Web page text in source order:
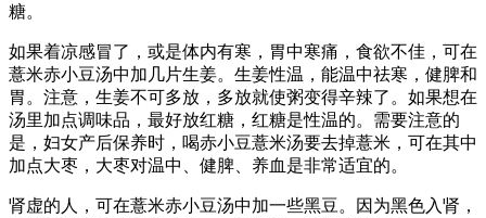
糖。
如果着凉感冒了，或是体内有寒，胃中寒痛，食欲不佳，可在
薏米赤小豆汤中加几片生姜。生姜性温，能温中祛寒，健脾和
胃。注意，生姜不可多放，多放就使粥变得辛辣了。如果想在
汤里加点调味品，最好放红糖，红糖是性温的。需要注意的
是，妇女产后保养时，喝赤小豆薏米汤要去掉薏米，可在其中
加点大枣，大枣对温中、健脾、养血是非常适宜的。
肾虚的人，可在薏米赤小豆汤中加一些黑豆。因为黑色入肾，